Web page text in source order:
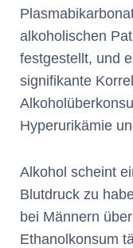
alkoholischen
festgestellt, und
signifikante
Hyperurikämie
Alkohol scheint
Blutdruck zu
bei Männern
Ethanolkonsum